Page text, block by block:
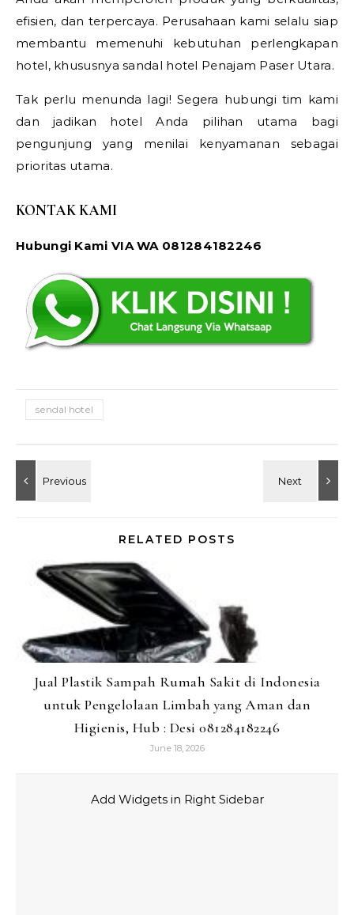
efisien, dan terpercaya. Perusahaan kami selalu siap
membantu memenuhi kebutuhan perlengkapan
hotel, khususnya sandal hotel Penajam Paser Utara.
Tak perlu menunda lagi! Segera hubungi tim kami
dan jadikan hotel Anda pilihan utama bagi
pengunjung yang menilai kenyamanan sebagai
prioritas utama.
KONTAK KAMI
Hubungi Kami VIA WA 081284182246
sendal hotel
RELATED POSTS
Jual Plastik Sampah Rumah Sakit di Indonesia
untuk Pengelolaan Limbah yang Aman dan
Higienis, Hub : Desi 081284182246
June 18, 2026
Add Widgets in Right Sidebar